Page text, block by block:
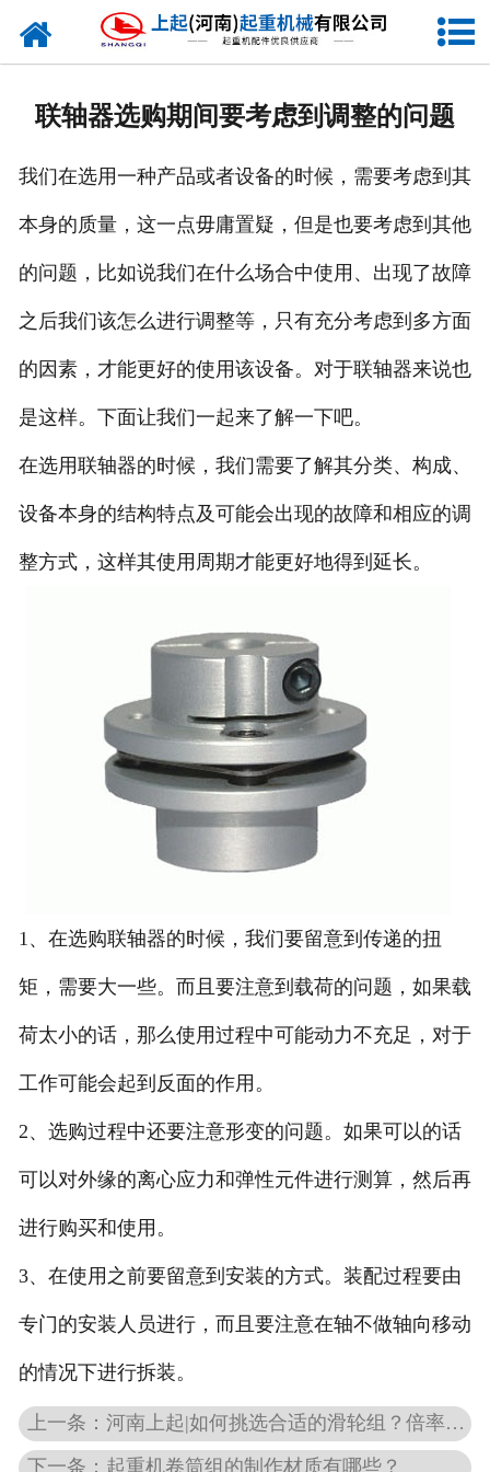
网站首页
资质证书
合作客户
联系我们
联轴器选购期间要考虑到调整的问题
我们在选用一种产品或者设备的时候，需要考虑到其
本身的质量，这一点毋庸置疑，但是也要考虑到其他
的问题，比如说我们在什么场合中使用、出现了故障
之后我们该怎么进行调整等，只有充分考虑到多方面
的因素，才能更好的使用该设备。对于联轴器来说也
是这样。下面让我们一起来了解一下吧。
在选用联轴器的时候，我们需要了解其分类、构成、
设备本身的结构特点及可能会出现的故障和相应的调
整方式，这样其使用周期才能更好地得到延长。
1、在选购联轴器的时候，我们要留意到传递的扭
矩，需要大一些。而且要注意到载荷的问题，如果载
荷太小的话，那么使用过程中可能动力不充足，对于
工作可能会起到反面的作用。
2、选购过程中还要注意形变的问题。如果可以的话
可以对外缘的离心应力和弹性元件进行测算，然后再
进行购买和使用。
3、在使用之前要留意到安装的方式。装配过程要由
专门的安装人员进行，而且要注意在轴不做轴向移动
的情况下进行拆装。
上一条：河南上起|如何挑选合适的滑轮组？倍率又该如何计算？
下一条：起重机卷筒组的制作材质有哪些？